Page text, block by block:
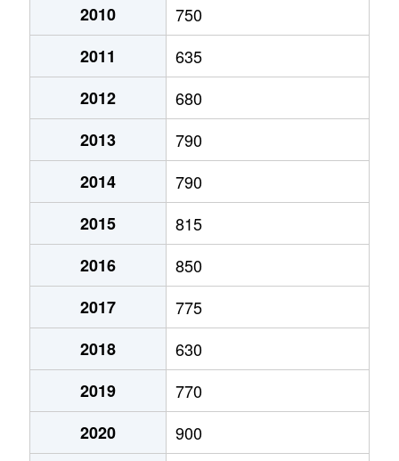
富岡町
590万円
1,700万円
深堀町
1,400万円
深堀町
480万円
船見町
2,000万円
弁天町
780万円
1,200万円
750万円
430万円
宮前町
170万円
宮前町
180万円
2010
750
2011
635
2012
680
2013
790
2014
790
2015
815
2016
850
2017
775
2018
630
2019
770
2020
900